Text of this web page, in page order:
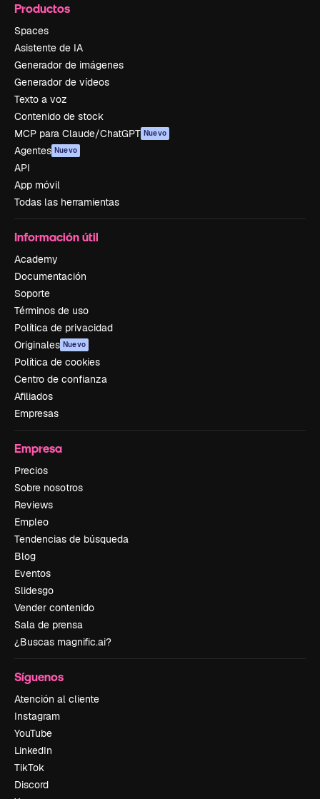
Productos
Spaces
Asistente de IA
Generador de imágenes
Generador de vídeos
Texto a voz
Contenido de stock
MCP para Claude/ChatGPT Nuevo
Agentes Nuevo
API
App móvil
Todas las herramientas
Información útil
Academy
Documentación
Soporte
Términos de uso
Política de privacidad
Originales Nuevo
Política de cookies
Centro de confianza
Afiliados
Empresas
Empresa
Precios
Sobre nosotros
Reviews
Empleo
Tendencias de búsqueda
Blog
Eventos
Slidesgo
Vender contenido
Sala de prensa
¿Buscas magnific.ai?
Síguenos
Atención al cliente
Instagram
YouTube
LinkedIn
TikTok
Discord